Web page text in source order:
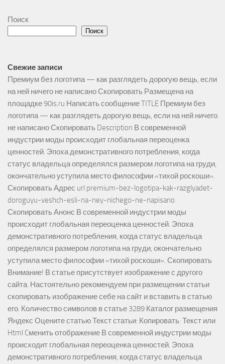
Поиск
Поиск
Свежие записи
Премиум без логотипа — как разглядеть дорогую вещь, если
на ней ничего не написано Скопировать Размещена на
площадке 90is.ru Написать сообщение TITLE Премиум без
логотипа — как разглядеть дорогую вещь, если на ней ничего
не написано Скопировать Description В современной
индустрии моды происходит глобальная переоценка
ценностей. Эпоха демонстративного потребления, когда
статус владельца определялся размером логотипа на груди,
окончательно уступила место философии «тихой роскоши».
Скопировать Адрес url premium-bez-logotipa-kak-razglyadet-
doroguyu-veshch-esli-na-ney-nichego-ne-napisano
Скопировать Анонс В современной индустрии моды
происходит глобальная переоценка ценностей. Эпоха
демонстративного потребления, когда статус владельца
определялся размером логотипа на груди, окончательно
уступила место философии «тихой роскоши». Скопировать
Внимание! В статье присутствует изображение с другого
сайта. Настоятельно рекомендуем при размещении статьи
скопировать изображение себе на сайт и вставить в статью
его. Количество символов в статье 3289 Каталог размещения
Яндекс Оцените статью Текст статьи: Копировать: Текст или
Html Cменить отображение В современной индустрии моды
происходит глобальная переоценка ценностей. Эпоха
демонстративного потребления, когда статус владельца